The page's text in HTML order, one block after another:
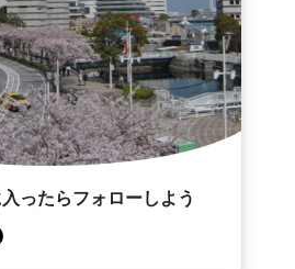
ったらフォローしよう